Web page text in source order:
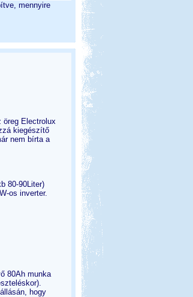
mennyire
öreg Electrolux
kiegészítő
nem bírta a
80-90Liter)
os inverter.
80Ah munka
hogy